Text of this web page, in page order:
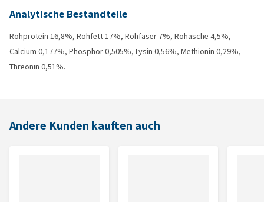
Analytische Bestandteile
Rohprotein 16,8%, Rohfett 17%, Rohfaser 7%, Rohasche 4,5%,
Calcium 0,177%, Phosphor 0,505%, Lysin 0,56%, Methionin 0,29%,
Threonin 0,51%.
Andere Kunden kauften auch